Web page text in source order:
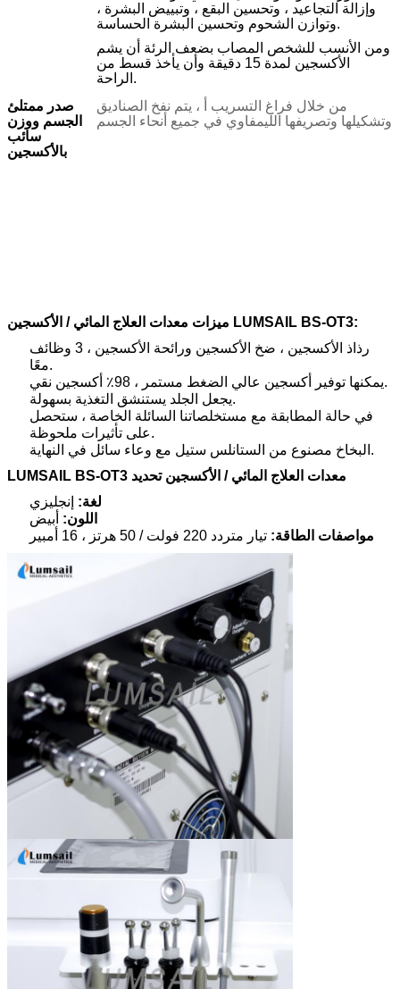
وإزالة التجاعيد ، وتحسين البقع ، وتبييض البشرة ،
وتوازن الشحوم وتحسين البشرة الحساسة.
ومن الأنسب للشخص المصاب بضعف الرئة أن يشم
الأكسجين لمدة 15 دقيقة وأن يأخذ قسط من
الراحة.
صدر ممتلئ
الجسم ووزن
سائب
بالأكسجين
من خلال فراغ التسريب أ ، يتم نفخ الصناديق
وتشكيلها وتصريفها الليمفاوي في جميع أنحاء الجسم
ميزات معدات العلاج المائي / الأكسجين LUMSAIL BS-OT3:
رذاذ الأكسجين ، ضخ الأكسجين ورائحة الأكسجين ، 3 وظائف
معًا.
يمكنها توفير أكسجين عالي الضغط مستمر ، 98٪ أكسجين نقي.
يجعل الجلد يستنشق التغذية بسهولة.
في حالة المطابقة مع مستخلصاتنا السائلة الخاصة ، ستحصل
على تأثيرات ملحوظة.
البخاخ مصنوع من الستانلس ستيل مع وعاء سائل في النهاية.
LUMSAIL BS-OT3 معدات العلاج المائي / الأكسجين تحديد
لغة: إنجليزي
اللون: أبيض
مواصفات الطاقة: تيار متردد 220 فولت / 50 هرتز ، 16 أمبير